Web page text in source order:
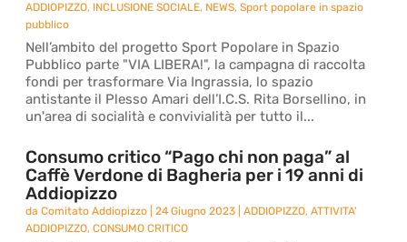
ADDIOPIZZO, INCLUSIONE SOCIALE, NEWS,Sport popolare in spazio
pubblico
Nell’ambito del progetto Sport Popolare in Spazio
Pubblico parte "VIA LIBERA!", la campagna di raccolta
fondi per trasformare Via Ingrassia, lo spazio
antistante il Plesso Amari dell’I.C.S. Rita Borsellino, in
un'area di socialità e convivialità per tutto il...
Consumo critico “Pago chi non paga” al
Caffè Verdone di Bagheria per i 19 anni di
Addiopizzo
daComitato Addiopizzo |24 Giugno 2023 |ADDIOPIZZO,ATTIVITA'
ADDIOPIZZO,CONSUMO CRITICO